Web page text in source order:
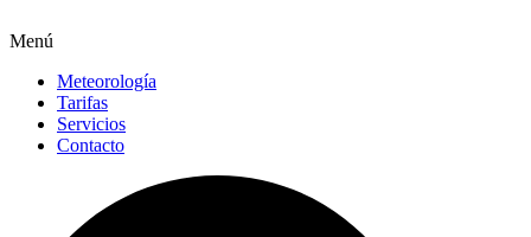
Menú
Meteorología
Tarifas
Servicios
Contacto